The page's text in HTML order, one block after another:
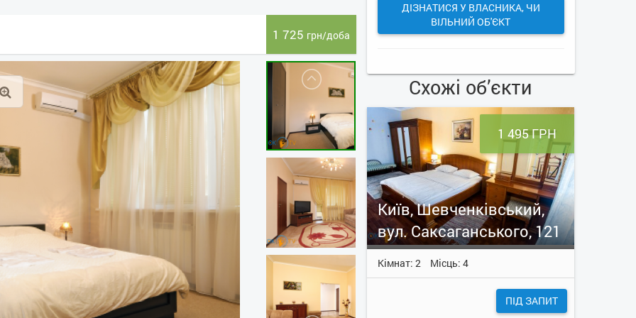
1 725 грн/доба
ДІЗНАТИСЯ У ВЛАСНИКА, ЧИ
ВІЛЬНИЙ ОБ'ЄКТ
Схожі об’єкти
1 495 ГРН
Київ, Шевченківський,
вул. Саксаганського, 121
Кімнат: 2 Місць: 4
ПІД ЗАПИТ